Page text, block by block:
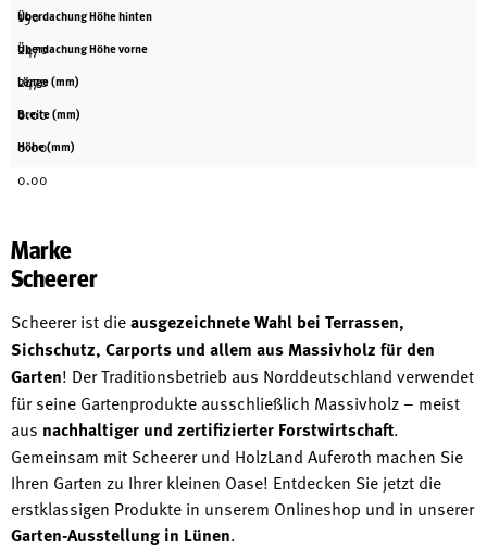
150
Überdachung Höhe hinten
2470
Überdachung Höhe vorne
2470
Länge (mm)
0.00
Breite (mm)
0.00
Höhe (mm)
0.00
Marke
Scheerer
Scheerer ist dieausgezeichnete Wahl bei Terrassen,
Sichschutz, Carports und allem aus Massivholz für den
Garten! Der Traditionsbetrieb aus Norddeutschland verwendet
für seine Gartenprodukte ausschließlich Massivholz – meist
aus nachhaltiger und zertifizierter Forstwirtschaft.
Gemeinsam mit Scheerer und HolzLand Auferoth machen Sie
Ihren Garten zu Ihrer kleinen Oase! Entdecken Sie jetzt die
erstklassigen Produkte in unserem Onlineshop und in unserer
Garten-Ausstellung in Lünen.